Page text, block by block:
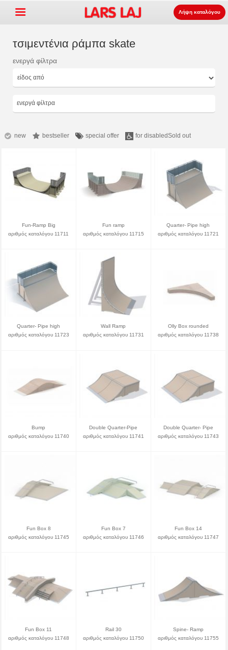
εξοπλισμός παιδότοπων
επιφάνεια +
Επικοινωνία
Παραγγείλτε τον κατάλογο
Lars Laj on Facebook
Λήψη καταλόγου
τσιμεντένια ράμπα skate
ενεργά φίλτρα
ενεργά φίλτρα
new bestseller special offer for disabledSold out
Fun-Ramp Big
αριθμός καταλόγου 11711
Fun ramp
αριθμός καταλόγου 11715
Quarter- Pipe high
αριθμός καταλόγου 11721
Quarter- Pipe high
αριθμός καταλόγου 11723
Wall Ramp
αριθμός καταλόγου 11731
Olly Box rounded
αριθμός καταλόγου 11738
Bump
αριθμός καταλόγου 11740
Double Quarter-Pipe
αριθμός καταλόγου 11741
Double Quarter- Pipe
αριθμός καταλόγου 11743
Fun Box 8
αριθμός καταλόγου 11745
Fun Box 7
αριθμός καταλόγου 11746
Fun Box 14
αριθμός καταλόγου 11747
Fun Box 11
αριθμός καταλόγου 11748
Rail 30
αριθμός καταλόγου 11750
Spine- Ramp
αριθμός καταλόγου 11755